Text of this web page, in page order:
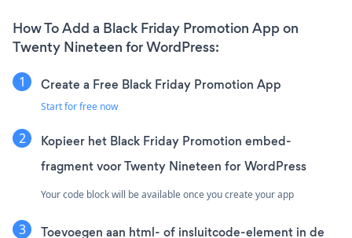
How To Add a Black Friday Promotion App on
Twenty Nineteen for WordPress:
Create a Free Black Friday Promotion App
Start for free now
Kopieer het Black Friday Promotion embed-
fragment voor Twenty Nineteen for WordPress
Your code block will be available once you create your app
Toevoegen aan html- of insluitcode-element in de